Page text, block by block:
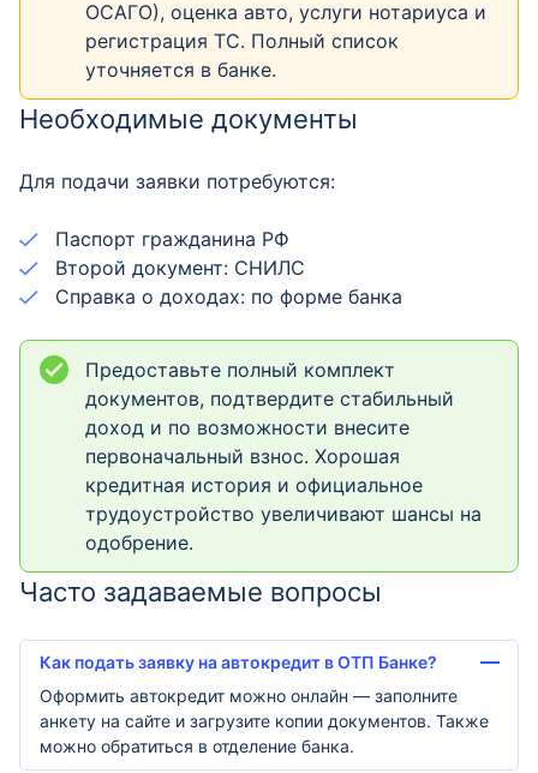
ОСАГО), оценка авто, услуги нотариуса и
регистрация ТС. Полный список
уточняется в банке.
Необходимые документы
Для подачи заявки потребуются:
Паспорт гражданина РФ
Второй документ: СНИЛС
Справка о доходах: по форме банка
Предоставьте полный комплект
документов, подтвердите стабильный
доход и по возможности внесите
первоначальный взнос. Хорошая
кредитная история и официальное
трудоустройство увеличивают шансы на
одобрение.
Часто задаваемые вопросы
Как подать заявку на автокредит в ОТП Банке?
Оформить автокредит можно онлайн — заполните
анкету на сайте и загрузите копии документов. Также
можно обратиться в отделение банка.